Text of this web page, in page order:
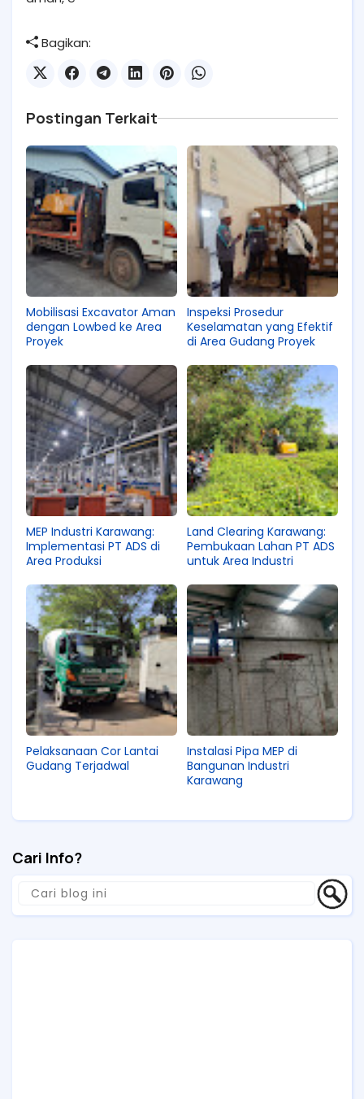
Bagikan:
Postingan Terkait
Mobilisasi Excavator Aman
dengan Lowbed ke Area
Proyek
Inspeksi Prosedur
Keselamatan yang Efektif
di Area Gudang Proyek
MEP Industri Karawang:
Implementasi PT ADS di
Area Produksi
Land Clearing Karawang:
Pembukaan Lahan PT ADS
untuk Area Industri
Pelaksanaan Cor Lantai
Gudang Terjadwal
Instalasi Pipa MEP di
Bangunan Industri
Karawang
Cari Info?